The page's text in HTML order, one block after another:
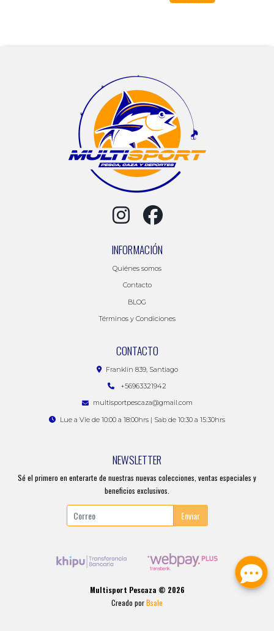
INFORMACIÓN
Quiénes somos
Contacto
BLOG
Términos y Condiciones
CONTACTO
Franklin 839, Santiago
+56963321942
multisportpescaza@gmail.com
Lue a Vie de 10:00 a 18:00hrs | Sab de 10:30 a 15:30hrs
NEWSLETTER
Sé el primero en enterarte de nuestras nuevas colecciones, ventas especiales y
beneficios exclusivos.
Enviar
Multisport Pescaza © 2026
Creado porBsale